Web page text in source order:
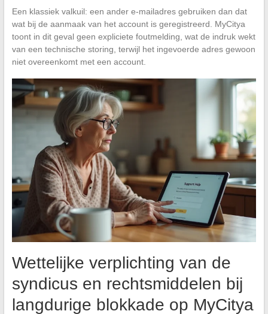
Een klassiek valkuil: een ander e-mailadres gebruiken dan dat
wat bij de aanmaak van het account is geregistreerd. MyCitya
toont in dit geval geen expliciete foutmelding, wat de indruk wekt
van een technische storing, terwijl het ingevoerde adres gewoon
niet overeenkomt met een account.
Wettelijke verplichting van de
syndicus en rechtsmiddelen bij
langdurige blokkade op MyCitya